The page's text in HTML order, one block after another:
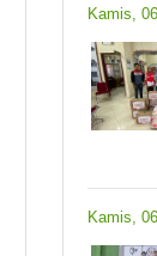
Kamis,
Kamis,